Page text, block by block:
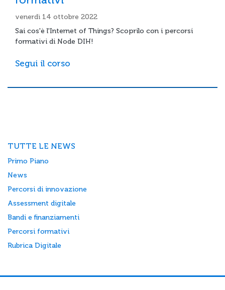
venerdì 14 ottobre 2022
Sai cos'è l'Internet of Things? Scoprilo con i percorsi
formativi di Node DIH!
Segui il corso
TUTTE LE NEWS
Primo Piano
News
Percorsi di innovazione
Assessment digitale
Bandi e finanziamenti
Percorsi formativi
Rubrica Digitale